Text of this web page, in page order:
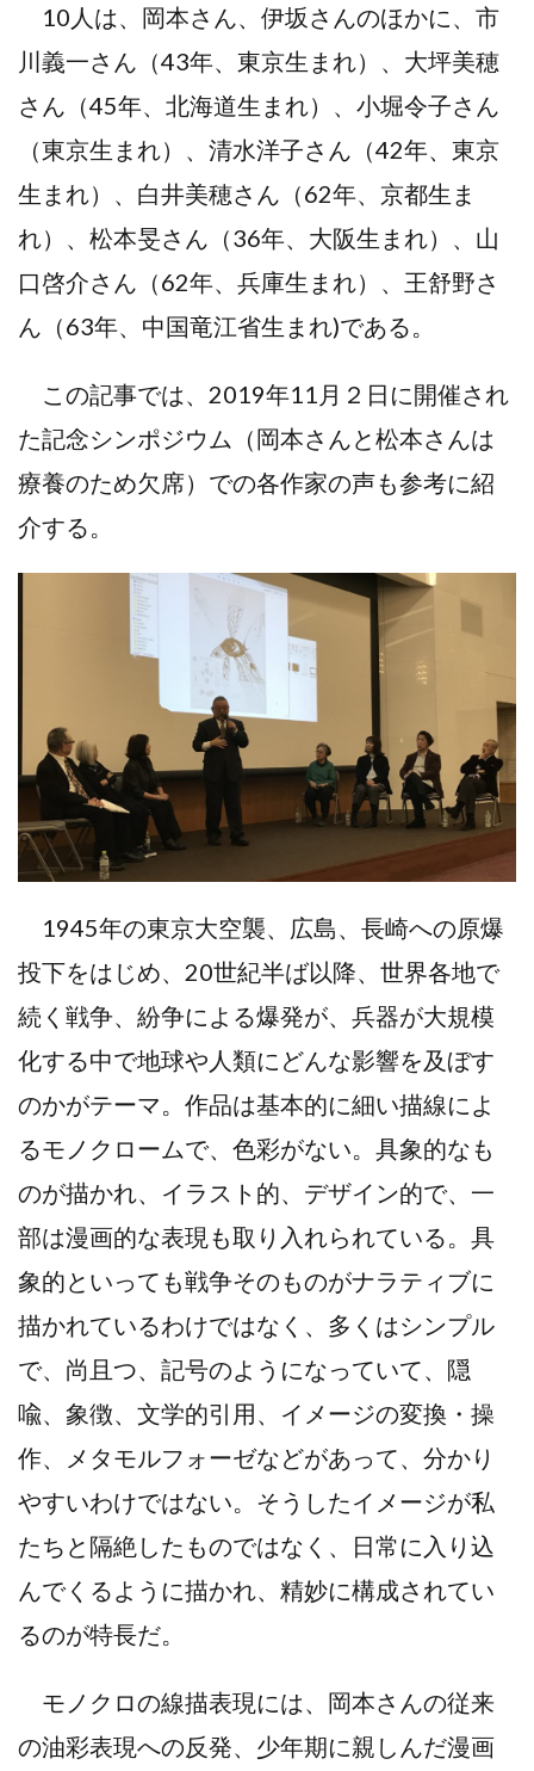
10人は、岡本さん、伊坂さんのほかに、市
川義一さん（43年、東京生まれ）、大坪美穂
さん（45年、北海道生まれ）、小堀令子さん
（東京生まれ）、清水洋子さん（42年、東京
生まれ）、白井美穂さん（62年、京都生ま
れ）、松本旻さん（36年、大阪生まれ）、山
口啓介さん（62年、兵庫生まれ）、王舒野さ
ん（63年、中国竜江省生まれ)である。
この記事では、2019年11月２日に開催され
た記念シンポジウム（岡本さんと松本さんは
療養のため欠席）での各作家の声も参考に紹
介する。
1945年の東京大空襲、広島、長崎への原爆
投下をはじめ、20世紀半ば以降、世界各地で
続く戦争、紛争による爆発が、兵器が大規模
化する中で地球や人類にどんな影響を及ぼす
のかがテーマ。作品は基本的に細い描線によ
るモノクロームで、色彩がない。具象的なも
のが描かれ、イラスト的、デザイン的で、一
部は漫画的な表現も取り入れられている。具
象的といっても戦争そのものがナラティブに
描かれているわけではなく、多くはシンプル
で、尚且つ、記号のようになっていて、隠
喩、象徴、文学的引用、イメージの変換・操
作、メタモルフォーゼなどがあって、分かり
やすいわけではない。そうしたイメージが私
たちと隔絶したものではなく、日常に入り込
んでくるように描かれ、精妙に構成されてい
るのが特長だ。
モノクロの線描表現には、岡本さんの従来
の油彩表現への反発、少年期に親しんだ漫画